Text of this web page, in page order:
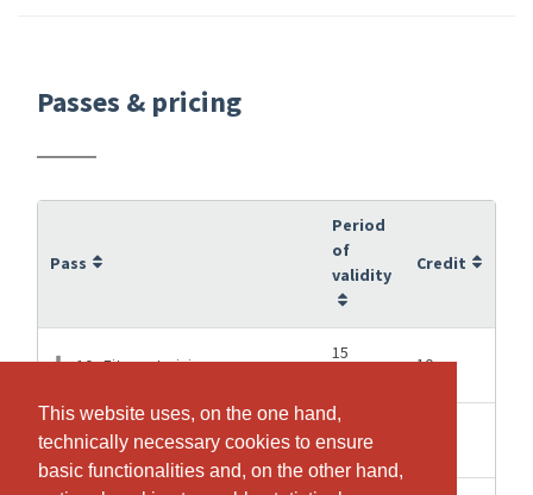
This website uses, on the one hand,
technically necessary cookies to ensure
basic functionalities and, on the other hand,
This website uses, on the one hand,
technically necessary cookies to ensure
basic functionalities and, on the other hand,
Passes & pricing
Pass
Period
of
validity
Credit
10x Fitnesstraining
15
10
20x Fitnesstraining
12
Months